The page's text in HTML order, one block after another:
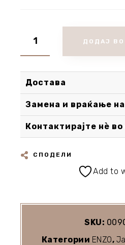
ДОДАЈ
Достава
Замена и враќање
Контактирајте нè
СПОДЕЛИ
Add to
SKU:
Категории ENZO,